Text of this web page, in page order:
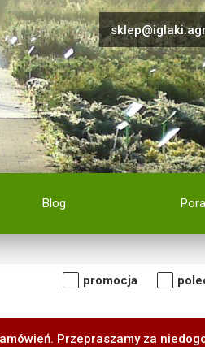
Blog
promocja
Przepraszamy za